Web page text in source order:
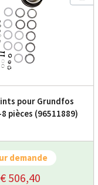
pour Grundfos
pièces (96511889)
demande
€ 506,40